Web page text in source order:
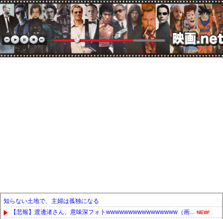
知らない土地で、主婦は孤独になる
【悲報】渡邊渚さん、意味深フォトwwwwwwwwwwwwwwww（画... NEW!